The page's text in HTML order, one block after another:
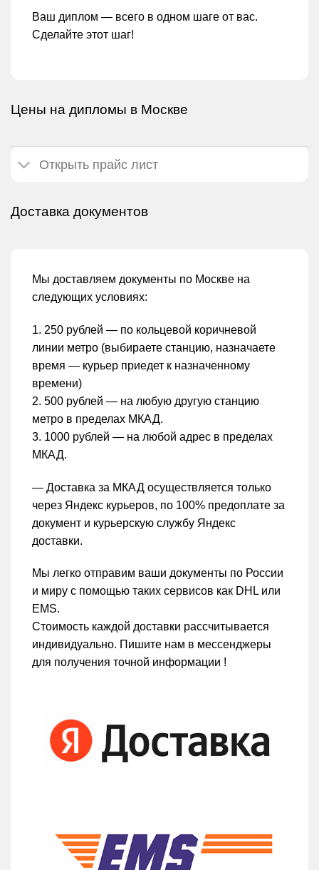
Ваш диплом — всего в одном шаге от вас.
Сделайте этот шаг!
Цены на дипломы в Москве
Открыть прайс лист
Доставка документов
Мы доставляем документы по Москве на
следующих условиях:
1. 250 рублей — по кольцевой коричневой
линии метро (выбираете станцию, назначаете
время — курьер приедет к назначенному
времени)
2. 500 рублей — на любую другую станцию
метро в пределах МКАД.
3. 1000 рублей — на любой адрес в пределах
МКАД.
— Доставка за МКАД осуществляется только
через Яндекс курьеров, по 100% предоплате за
документ и курьерскую службу Яндекс
доставки.
Мы легко отправим ваши документы по России
и миру с помощью таких сервисов как DHL или
EMS.
Стоимость каждой доставки рассчитывается
индивидуально. Пишите нам в мессенджеры
для получения точной информации !